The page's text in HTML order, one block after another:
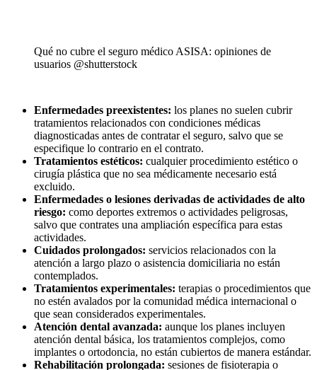
Qué no cubre el seguro médico ASISA: opiniones de
usuarios @shutterstock
Enfermedades preexistentes: los planes no suelen cubrir
tratamientos relacionados con condiciones médicas
diagnosticadas antes de contratar el seguro, salvo que se
especifique lo contrario en el contrato.
Tratamientos estéticos: cualquier procedimiento estético o
cirugía plástica que no sea médicamente necesario está
excluido.
Enfermedades o lesiones derivadas de actividades de alto
riesgo: como deportes extremos o actividades peligrosas,
salvo que contrates una ampliación específica para estas
actividades.
Cuidados prolongados: servicios relacionados con la
atención a largo plazo o asistencia domiciliaria no están
contemplados.
Tratamientos experimentales: terapias o procedimientos que
no estén avalados por la comunidad médica internacional o
que sean considerados experimentales.
Atención dental avanzada: aunque los planes incluyen
atención dental básica, los tratamientos complejos, como
implantes o ortodoncia, no están cubiertos de manera estándar.
Rehabilitación prolongada: sesiones de fisioterapia o